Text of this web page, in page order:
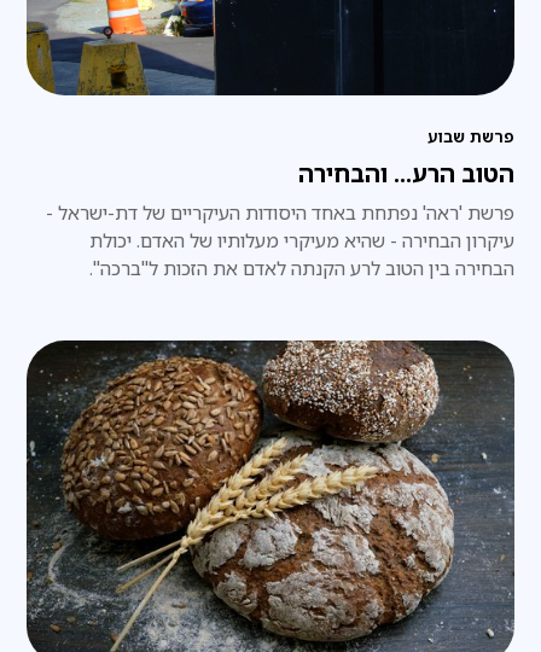
פרשת שבוע
הטוב הרע... והבחירה
פרשת 'ראה' נפתחת באחד היסודות העיקריים של דת-ישראל -
עיקרון הבחירה - שהיא מעיקרי מעלותיו של האדם. יכולת
הבחירה בין הטוב לרע הקנתה לאדם את הזכות ל"ברכה".